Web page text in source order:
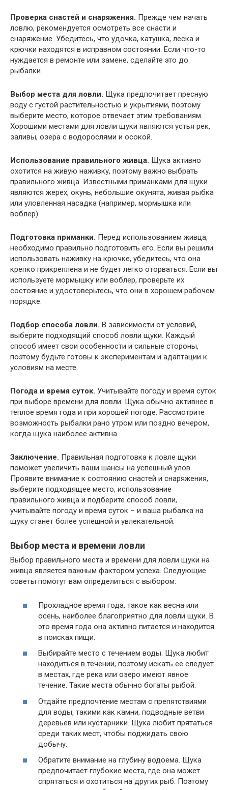
Проверка снастей и снаряжения. Прежде чем начать
ловлю, рекомендуется осмотреть все снасти и
снаряжение. Убедитесь, что удочка, катушка, леска и
крючки находятся в исправном состоянии. Если что-то
нуждается в ремонте или замене, сделайте это до
рыбалки.
Выбор места для ловли. Щука предпочитает пресную
воду с густой растительностью и укрытиями, поэтому
выберите место, которое отвечает этим требованиям.
Хорошими местами для ловли щуки являются устья рек,
заливы, озера с водорослями и осокой.
Использование правильного живца. Щука активно
охотится на живую наживку, поэтому важно выбрать
правильного живца. Известными приманками для щуки
являются жерех, окунь, небольшие окунята, живая рыбка
или уловленная насадка (например, мормышка или
воблер).
Подготовка приманки. Перед использованием живца,
необходимо правильно подготовить его. Если вы решили
использовать наживку на крючке, убедитесь, что она
крепко прикреплена и не будет легко оторваться. Если вы
используете мормышку или воблер, проверьте их
состояние и удостоверьтесь, что они в хорошем рабочем
порядке.
Подбор способа ловли. В зависимости от условий,
выберите подходящий способ ловли щуки. Каждый
способ имеет свои особенности и сильные стороны,
поэтому будьте готовы к экспериментам и адаптации к
условиям на месте.
Погода и время суток. Учитывайте погоду и время суток
при выборе времени для ловли. Щука обычно активнее в
теплое время года и при хорошей погоде. Рассмотрите
возможность рыбалки рано утром или поздно вечером,
когда щука наиболее активна.
Заключение. Правильная подготовка к ловле щуки
поможет увеличить ваши шансы на успешный улов.
Проявите внимание к состоянию снастей и снаряжения,
выберите подходящее место, использование
правильного живца и подберите способ ловли,
учитывайте погоду и время суток – и ваша рыбалка на
щуку станет более успешной и увлекательной.
Выбор места и времени ловли
Выбор правильного места и времени для ловли щуки на
живца является важным фактором успеха. Следующие
советы помогут вам определиться с выбором:
Прохладное время года, такое как весна или
осень, наиболее благоприятно для ловли щуки. В
это время года она активно питается и находится
в поисках пищи.
Выбирайте место с течением воды. Щука любит
находиться в течении, поэтому искать ее следует
в местах, где река или озеро имеют явное
течение. Такие места обычно богаты рыбой.
Отдайте предпочтение местам с препятствиями
для воды, такими как камни, подводные ветви
деревьев или кустарники. Щука любит прятаться
среди таких мест, чтобы поджидать свою
добычу.
Обратите внимание на глубину водоема. Щука
предпочитает глубокие места, где она может
спрятаться и охотиться на других рыб. Поэтому